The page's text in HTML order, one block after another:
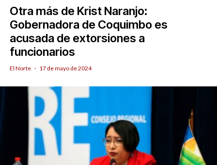
Otra más de Krist Naranjo:
Gobernadora de Coquimbo es
acusada de extorsiones a
funcionarios
El Norte · 17 de mayo de 2024